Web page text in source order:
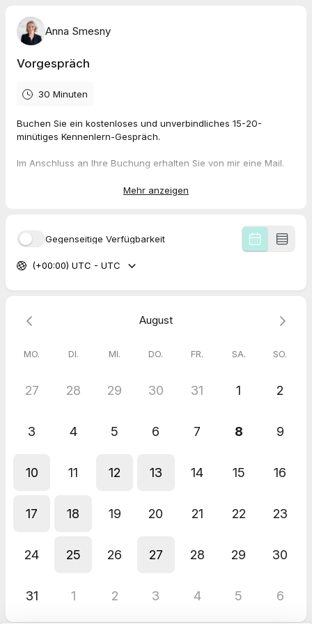
Anna Smesny
Vorgespräch
30 Minuten
Buchen Sie ein kostenloses und unverbindliches 15-20-
minütiges Kennenlern-Gespräch.
Im Anschluss an Ihre Buchung erhalten Sie von mir eine Mail.
via MS Teams oder am Telefon unterhalten.
Mehr anzeigen
Gegenseitige Verfügbarkeit
(+00:00) UTC - UTC
August
MO. DI. MI. DO. FR. SA. SO.
27 28 29 30 31 1 2
3 4 5 6 7 8 9
10 11 12 13 14 15 16
17 18 19 20 21 22 23
24 25 26 27 28 29 30
31 1 2 3 4 5 6